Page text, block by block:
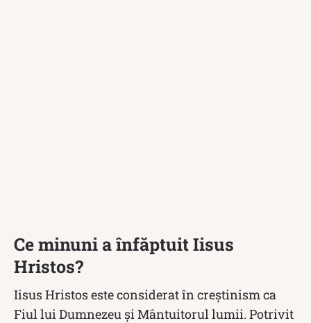
Ce minuni a înfăptuit Iisus
Hristos?
Iisus Hristos este considerat în creștinism ca
Fiul lui Dumnezeu și Mântuitorul lumii. Potrivit